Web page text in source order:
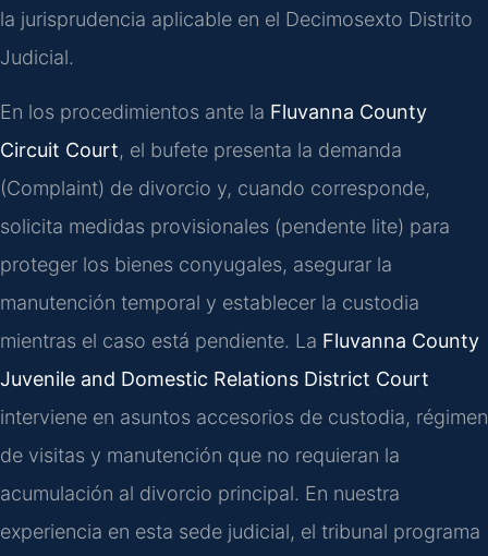
la jurisprudencia aplicable en el Decimosexto Distrito
Judicial.
En los procedimientos ante la Fluvanna County
Circuit Court, el bufete presenta la demanda
(Complaint) de divorcio y, cuando corresponde,
solicita medidas provisionales (pendente lite) para
proteger los bienes conyugales, asegurar la
manutención temporal y establecer la custodia
mientras el caso está pendiente. La Fluvanna County
Juvenile and Domestic Relations District Court
interviene en asuntos accesorios de custodia, régimen
de visitas y manutención que no requieran la
acumulación al divorcio principal. En nuestra
experiencia en esta sede judicial, el tribunal programa